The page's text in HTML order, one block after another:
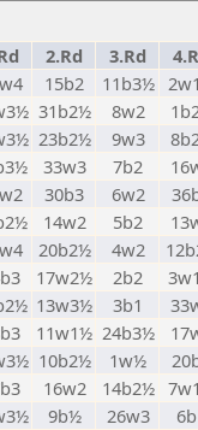
2.Rd 3.Rd
15b2 11b3½
31b2½ 8w2
23b2½ 9w3
33w3 7b2
30b3 6w2
14w2 5b2
20b2½ 4w2
17w2½ 2b2
13w3½ 3b1
11w1½ 24b3½
10b2½ 1w½
16w2 14b2½
9b½ 26w3